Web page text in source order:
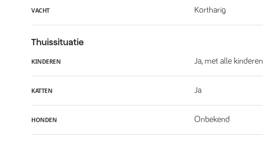
VACHT Kortharig
Thuissituatie
KINDEREN Ja, met alle kinderen
KATTEN Ja
HONDEN Onbekend